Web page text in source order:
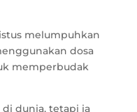
melumpuhkan
dosa
memperbudak
dunia, tetapi ia